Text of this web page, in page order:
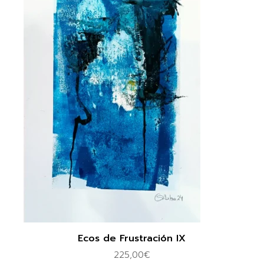
Ecos de Frustración IX
225,00€